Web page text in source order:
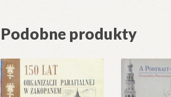
powiecie
Protokół
ankiety
odbytej
Podobne produkty